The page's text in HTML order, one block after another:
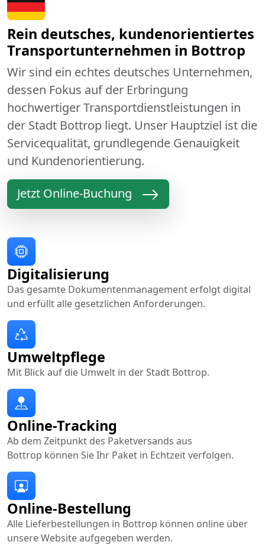
Rein deutsches, kundenorientiertes
Transportunternehmen in Bottrop
Wir sind ein echtes deutsches Unternehmen,
dessen Fokus auf der Erbringung
hochwertiger Transportdienstleistungen in
der Stadt Bottrop liegt. Unser Hauptziel ist die
Servicequalität, grundlegende Genauigkeit
und Kundenorientierung.
Jetzt Online-Buchung
Online-Bestellung
Alle Lieferbestellungen in Bottrop können online über
unsere Website aufgegeben werden.
Online-Tracking
Ab dem Zeitpunkt des Paketversands aus
Bottrop können Sie Ihr Paket in Echtzeit verfolgen.
Digitalisierung
Das gesamte Dokumentenmanagement erfolgt digital
und erfüllt alle gesetzlichen Anforderungen.
Umweltpflege
Mit Blick auf die Umwelt in der Stadt Bottrop.